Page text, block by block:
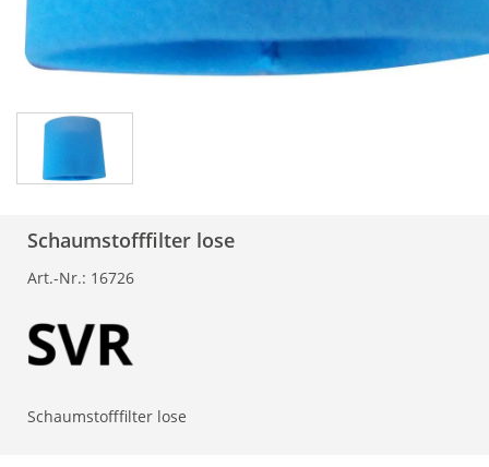
Schaumstofffilter lose
Art.-Nr.: 16726
Schaumstofffilter lose